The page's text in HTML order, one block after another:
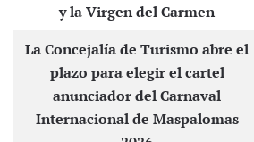
y la Virgen del Carmen
La Concejalía de Turismo abre el
plazo para elegir el cartel
anunciador del Carnaval
Internacional de Maspalomas